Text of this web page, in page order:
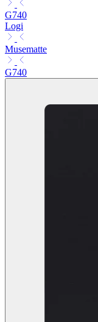
G740
Logi
Musematte
G740